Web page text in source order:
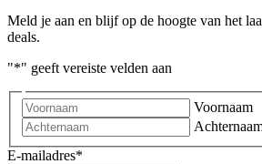
Meld je aan en blijf op de hoogte van het
deals.
"*" geeft vereiste velden aan
Voornaam
E-mailadres*